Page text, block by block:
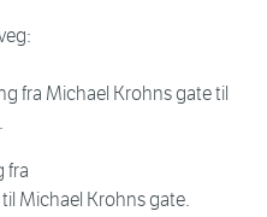
fra Michael Krohns gate til
fra
Michael Krohns gate.